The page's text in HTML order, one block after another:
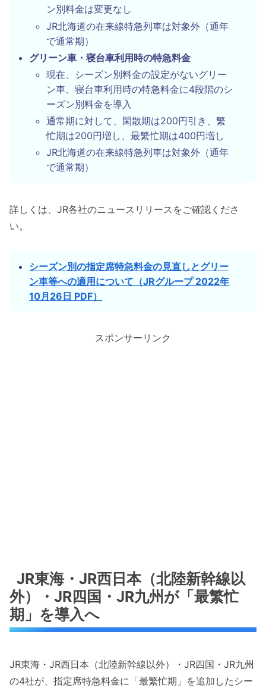
ン別料金は変更なし
JR北海道の在来線特急列車は対象外（通年
で通常期）
グリーン車・寝台車利用時の特急料金
現在、シーズン別料金の設定がないグリー
ン車、寝台車利用時の特急料金に4段階のシ
ーズン別料金を導入
通常期に対して、閑散期は200円引き、繁
忙期は200円増し、最繁忙期は400円増し
JR北海道の在来線特急列車は対象外（通年
で通常期）
詳しくは、JR各社のニュースリリースをご確認くださ
い。
シーズン別の指定席特急料金の見直しとグリー
ン車等への適用について（JRグループ 2022年
10月26日 PDF）
スポンサーリンク
JR東海・JR西日本（北陸新幹線以
外）・JR四国・JR九州が「最繁忙
期」を導入へ
JR東海・JR西日本（北陸新幹線以外）・JR四国・JR九州
の4社が、指定席特急料金に「最繁忙期」を追加したシー